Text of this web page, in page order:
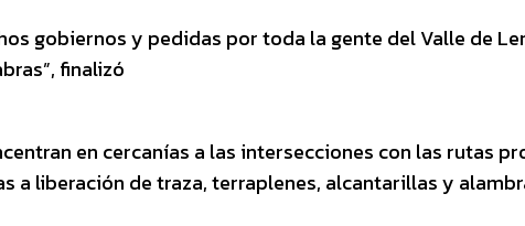
gobiernos y pedidas por toda la gente del Valle de
finalizó
en cercanías a las intersecciones con las rutas
a liberación de traza, terraplenes, alcantarillas y